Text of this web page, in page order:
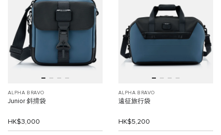
ALPHA BRAVO
Junior 斜揹袋
HK$3,000
ALPHA BRAVO
遠征旅行袋
HK$5,200